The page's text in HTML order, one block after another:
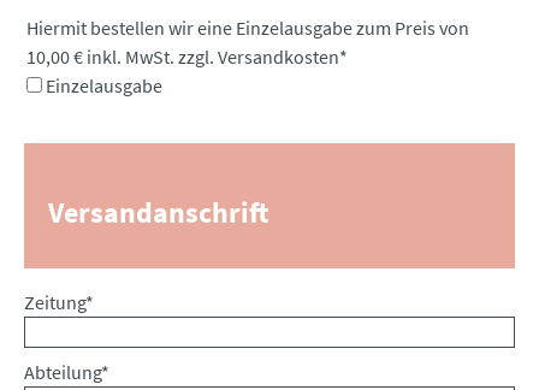
Pflichtfeld
Hiermit bestellen wir eine Einzelausgabe zum Preis von
10,00 € inkl. MwSt. zzgl. Versandkosten*
Einzelausgabe
Versandanschrift
Pflichtfeld
Zeitung*
Pflichtfeld
Abteilung*